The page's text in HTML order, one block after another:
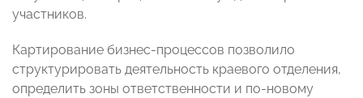
участников.
Картирование бизнес-процессов позволило
структурировать деятельность краевого отделения,
определить зоны ответственности и по-новому